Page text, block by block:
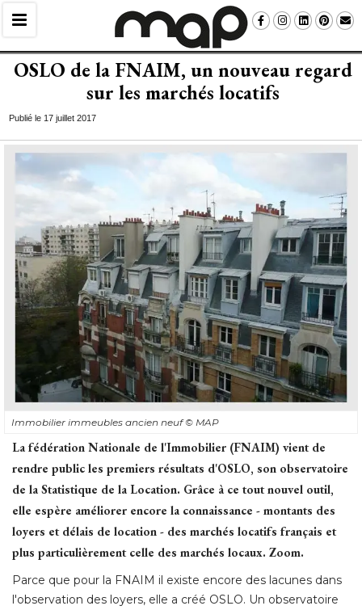
OSLO de la FNAIM, un nouveau regard
sur les marchés locatifs
Publié le 17 juillet 2017
Immobilier immeubles ancien neuf© MAP
La fédération Nationale de l'Immobilier (FNAIM) vient de
rendre public les premiers résultats d'OSLO, son observatoire
de la Statistique de la Location. Grâce à ce tout nouvel outil,
elle espère améliorer encore la connaissance - montants des
loyers et délais de location - des marchés locatifs français et
plus particulièrement celle des marchés locaux. Zoom.
Parce que pour la FNAIM il existe encore des lacunes dans
l'observation des loyers, elle a créé OSLO. Un observatoire